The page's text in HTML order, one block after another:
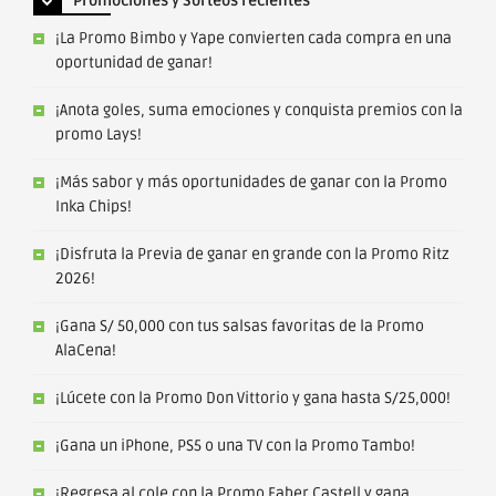
¡La Promo Bimbo y Yape convierten cada compra en una
oportunidad de ganar!
¡Anota goles, suma emociones y conquista premios con la
promo Lays!
¡Más sabor y más oportunidades de ganar con la Promo
Inka Chips!
¡Disfruta la Previa de ganar en grande con la Promo Ritz
2026!
¡Gana S/ 50,000 con tus salsas favoritas de la Promo
AlaCena!
¡Lúcete con la Promo Don Vittorio y gana hasta S/25,000!
¡Gana un iPhone, PS5 o una TV con la Promo Tambo!